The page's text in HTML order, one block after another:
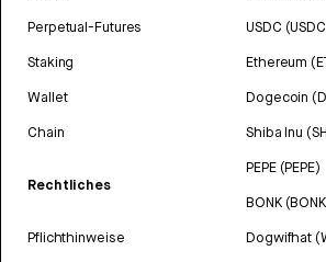
Perpetual-Futures
Staking
Wallet
Chain
Rechtliches
Pflichthinweise
USDC
Ethereum
Dogecoin
Shiba Inu
PEPE (PEPE)
BONK
Dogwifhat